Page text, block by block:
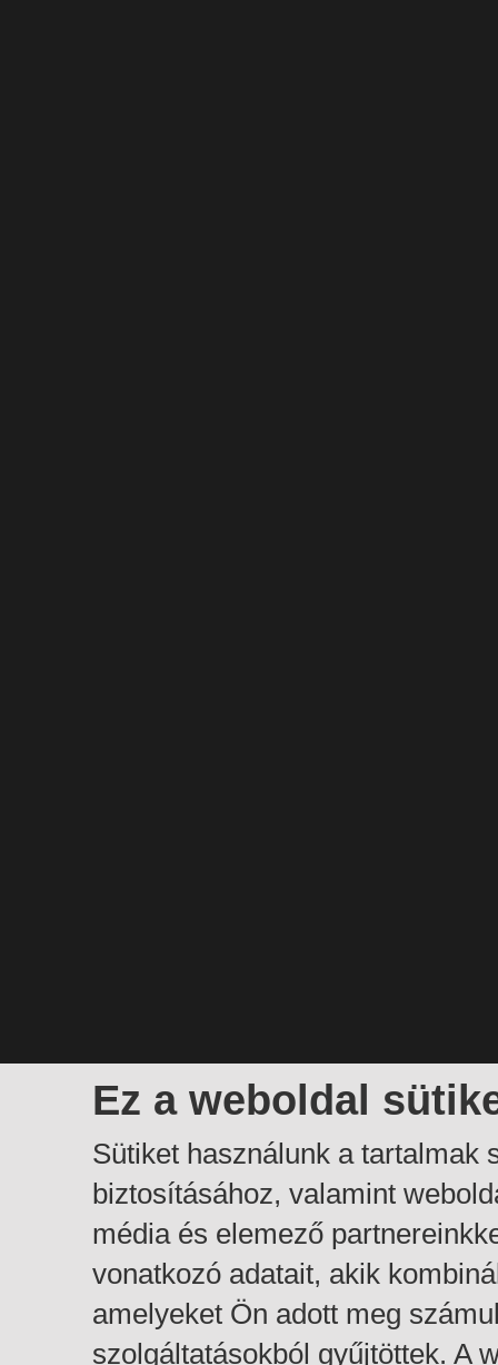
Ez a weboldal
Sütiket használunk a tartalmak
biztosításához, valamint
média és elemező
vonatkozó adatait, akik
amelyeket Ön adott meg
szolgáltatásokból gyűjtöttek. A